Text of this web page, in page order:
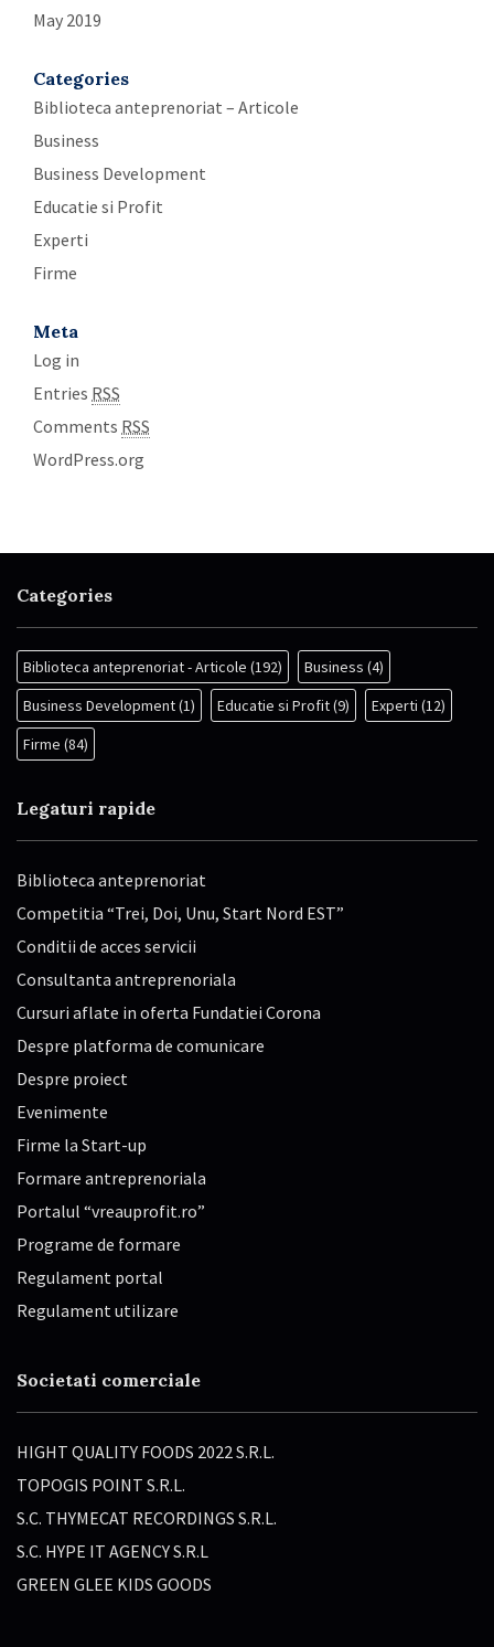
May 2019
Categories
Biblioteca anteprenoriat – Articole
Business
Business Development
Educatie si Profit
Experti
Firme
Meta
Log in
Entries RSS
Comments RSS
WordPress.org
Categories
Biblioteca anteprenoriat - Articole (192) Business (4)
Business Development(1) Educatie si Profit(9) Experti (12)
Firme (84)
Legaturi rapide
Biblioteca anteprenoriat
Competitia “Trei, Doi, Unu, Start Nord EST”
Conditii de acces servicii
Consultanta antreprenoriala
Cursuri aflate in oferta Fundatiei Corona
Despre platforma de comunicare
Despre proiect
Evenimente
Firme la Start-up
Formare antreprenoriala
Portalul “vreauprofit.ro”
Programe de formare
Regulament portal
Regulament utilizare
Societati comerciale
HIGHT QUALITY FOODS 2022 S.R.L.
TOPOGIS POINT S.R.L.
S.C. THYMECAT RECORDINGS S.R.L.
S.C. HYPE IT AGENCY S.R.L
GREEN GLEE KIDS GOODS